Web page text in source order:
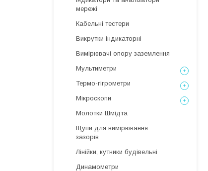
мережі
Кабельні тестери
Викрутки індикаторні
Вимірювачі опору заземлення
Мультиметри
Термо-гігрометри
Мікроскопи
Молотки Шмідта
Щупи для вимірювання
зазорів
Лінійки, кутники будівельні
Динамометри